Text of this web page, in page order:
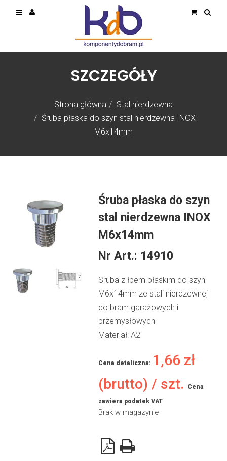
Strona główna
Stal nierdzewna
Śruba płaska do szyn stal nierdzewna INOX
M6x14mm
SZCZEGÓŁY
Śruba płaska do szyn
stal nierdzewna INOX
M6x14mm
Nr Art.: 14910
Sruba z łbem płaskim do szyn
M6x14mm ze stali nierdzewnej
do bram garażowych i
przemysłowych
Materiał: A2
Cena detaliczna: 1,66 zł
(brutto) / szt.
Cena
zawiera podatek VAT
Brak w magazynie